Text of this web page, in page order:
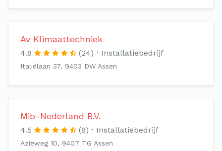
Av Klimaattechniek
4.8 (24) Installatiebedrijf
Italiëlaan 37, 9403 DW Assen
Mib-Nederland B.V.
4.5 (8) Installatiebedrijf
Aziëweg 10, 9407 TG Assen